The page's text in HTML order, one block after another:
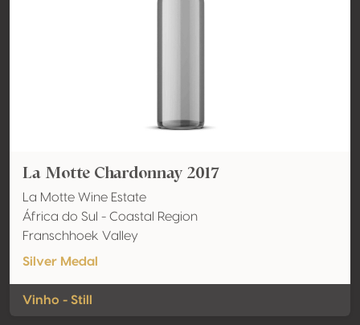
La Motte Chardonnay 2017
La Motte Wine Estate
África do Sul - Coastal Region
Franschhoek Valley
Silver Medal
Vinho - Still